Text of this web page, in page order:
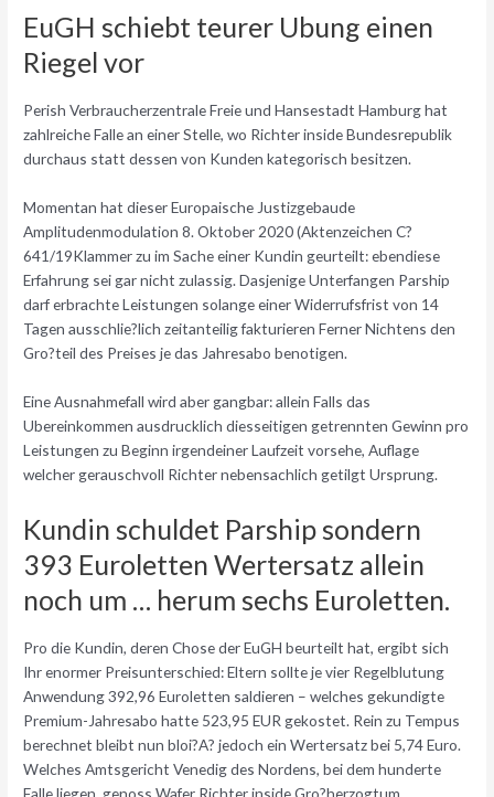
EuGH schiebt teurer Ubung einen
Riegel vor
Perish Verbraucherzentrale Freie und Hansestadt Hamburg hat
zahlreiche Falle an einer Stelle, wo Richter inside Bundesrepublik
durchaus statt dessen von Kunden kategorisch besitzen.
Momentan hat dieser Europaische Justizgebaude
Amplitudenmodulation 8. Oktober 2020 (Aktenzeichen C?
641/19Klammer zu im Sache einer Kundin geurteilt: ebendiese
Erfahrung sei gar nicht zulassig. Dasjenige Unterfangen Parship
darf erbrachte Leistungen solange einer Widerrufsfrist von 14
Tagen ausschlie?lich zeitanteilig fakturieren Ferner Nichtens den
Gro?teil des Preises je das Jahresabo benotigen.
Eine Ausnahmefall wird aber gangbar: allein Falls das
Ubereinkommen ausdrucklich diesseitigen getrennten Gewinn pro
Leistungen zu Beginn irgendeiner Laufzeit vorsehe, Auflage
welcher gerauschvoll Richter nebensachlich getilgt Ursprung.
Kundin schuldet Parship sondern
393 Euroletten Wertersatz allein
noch um … herum sechs Euroletten.
Pro die Kundin, deren Chose der EuGH beurteilt hat, ergibt sich
Ihr enormer Preisunterschied: Eltern sollte je vier Regelblutung
Anwendung 392,96 Euroletten saldieren – welches gekundigte
Premium-Jahresabo hatte 523,95 EUR gekostet. Rein zu Tempus
berechnet bleibt nun bloi?A? jedoch ein Wertersatz bei 5,74 Euro.
Welches Amtsgericht Venedig des Nordens, bei dem hunderte